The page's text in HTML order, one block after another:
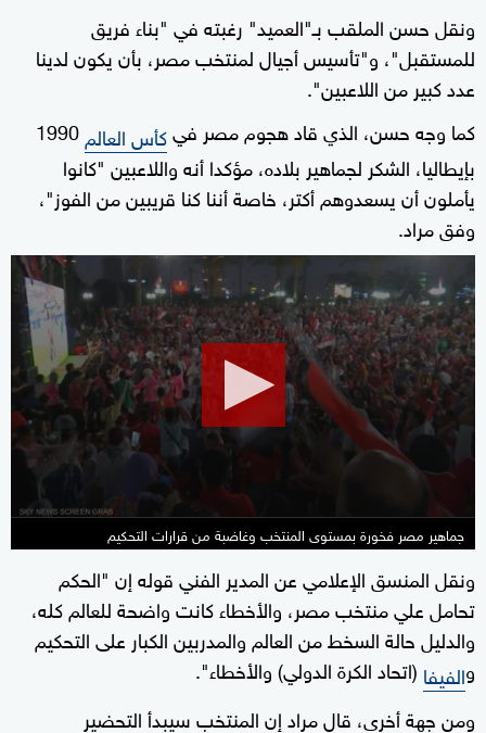
ونقل حسن الملقب بـ"العميد" رغبته في "بناء فريق
للمستقبل"، و"تأسيس أجيال لمنتخب مصر، بأن يكون لدينا
عدد كبير من اللاعبين".
كما وجه حسن، الذي قاد هجوم مصر فيكأس العالم1990
بإيطاليا، الشكر لجماهير بلاده، مؤكدا أنه واللاعبين "كانوا
يأملون أن يسعدوهم أكتر، خاصة أننا كنا قريبين من الفوز"،
وفق مراد.
seconds
minutes,
seconds
جماهير مصر فخورة بمستوى المنتخب وغاضبة من قرارات التحكيم
ونقل المنسق الإعلامي عن المدير الفني قوله إن "الحكم
تحامل علي منتخب مصر، والأخطاء كانت واضحة للعالم كله،
والدليل حالة السخط من العالم والمدربين الكبار على التحكيم
والفيفا (اتحاد الكرة الدولي) والأخطاء".
ومن جهة أخرى، قال مراد إن المنتخب سيبدأ التحضير